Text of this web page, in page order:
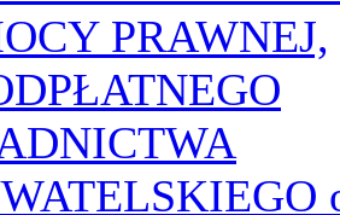
PRAWNEJ,